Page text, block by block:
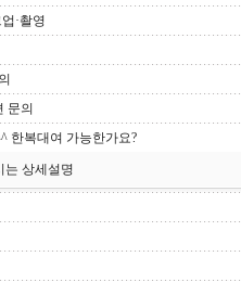
·촬영
문의
한복대여 가능한가요?
는 상세설명